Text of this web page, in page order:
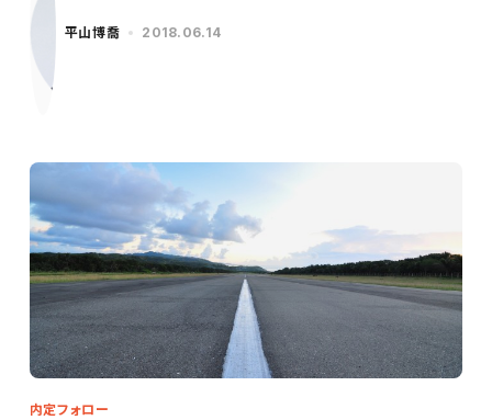
平山博喬 2018.06.14
内定フォロー